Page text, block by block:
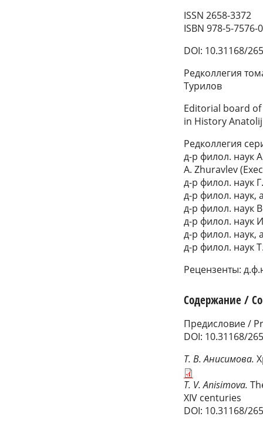
ISSN 2658-3372
ISBN 978-5-7576-
DOI: 10.31168/
Редколлегия
Турилов
Editorial board of
in History
Редколлегия
д-р филол. наук
A. Zhuravlev
д-р филол. наук
д-р филол. наук,
д-р филол. наук
д-р филол. наук
д-р филол. наук,
д-р филол. наук
Рецензенты:
Содержание /
Предисловие /
DOI: 10.31168/
Т. В. Анисимова.
T. V. Anisimova.
XIV centuries
DOI: 10.31168/